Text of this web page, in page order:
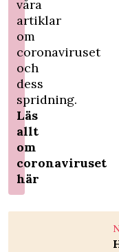
våra
artiklar
om
coronaviruset
och
dess
spridning.
Läs
allt
om
coronaviruset
här